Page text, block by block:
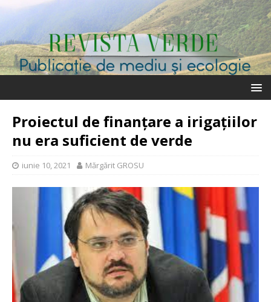
Proiectul de finanțare a irigațiilor
nu era suficient de verde
iunie 10, 2021 Mărgărit GROSU